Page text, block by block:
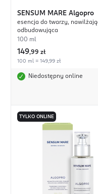
SENSUM MARE Algopro
esencja do twarzy,
odbudowująca
100 ml
149,99 zł
100 ml = 149,99 zł
Niedostępny online
TYLKO ONLINE